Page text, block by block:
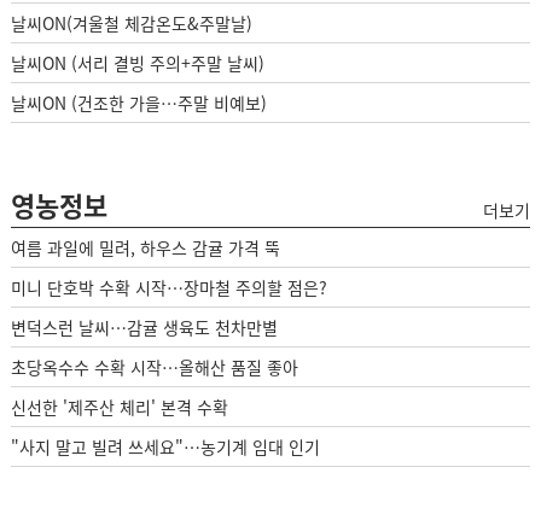
날씨ON(겨울철 체감온도&주말날)
날씨ON (서리 결빙 주의+주말 날씨)
날씨ON (건조한 가을…주말 비예보)
영농정보
더보기
여름 과일에 밀려, 하우스 감귤 가격 뚝
미니 단호박 수확 시작…장마철 주의할 점은?
변덕스런 날씨…감귤 생육도 천차만별
초당옥수수 수확 시작…올해산 품질 좋아
신선한 '제주산 체리' 본격 수확
"사지 말고 빌려 쓰세요"…농기계 임대 인기